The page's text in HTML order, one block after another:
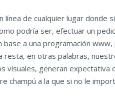
línea de cualquier lugar
podrí­a ser, efectuar un
base a una programación
resta, en otras palabras,
visuales, generan
champú a la que si no le